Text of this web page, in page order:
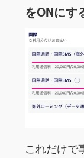
をONにす
これだけで